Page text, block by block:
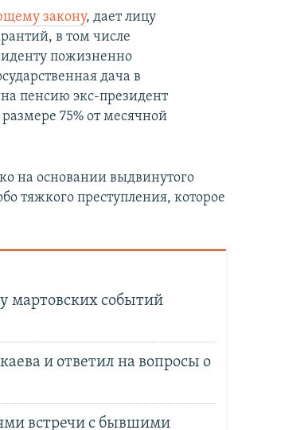
закону, дает лицу
в том числе
пожизненно
дача в
пенсию экс-президент
75% от месячной
на основании выдвинутого
тяжкого преступления, которое
мартовских событий
и ответил на вопросы о
встречи с бывшими